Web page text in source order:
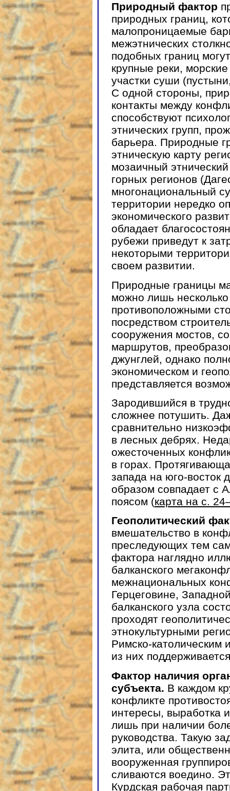
Природный фактор
природных границ,
малопроницаемые
межэтнических
подобных границ
крупные реки,
участки суши
С одной стороны,
контакты между
способствуют
этнических групп,
барьера. Природные
этническую карту
мозаичный
горных регионов
многонациональный
территории нередко
экономического
обладает
рубежи приведут к
некоторыми
своем развитии.
Природные границы
можно лишь
противоположными
посредством
сооружения мостов,
маршрутов,
джунглей, однако
экономическом и
представляется
Зародившийся в
сложнее потушить.
сравнительно
в лесных дебрях.
ожесточенных
в горах.
запада на юго-восток
образом совпадает с
поясом (карта на с.
Геополитический
вмешательство в
преследующих тем
фактора наглядно
балканского
межнациональных
Герцеговине,
балканского узла
проходят
этнокультурными
Римско-
из них
Фактор наличия
субъекта. В каждом
конфликте
интересы, выработка
лишь при наличии
руководства. Такую
элита, или
вооруженная
сливаются воедино.
Курдская рабочая